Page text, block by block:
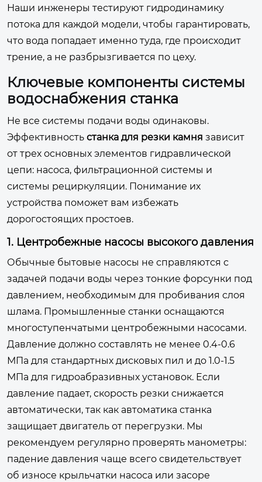
Наши инженеры тестируют гидродинамику
потока для каждой модели, чтобы гарантировать,
что вода попадает именно туда, где происходит
трение, а не разбрызгивается по цеху.
Ключевые компоненты системы
водоснабжения станка
Не все системы подачи воды одинаковы.
Эффективность станка для резки камня зависит
от трех основных элементов гидравлической
цепи: насоса, фильтрационной системы и
системы рециркуляции. Понимание их
устройства поможет вам избежать
дорогостоящих простоев.
1. Центробежные насосы высокого давления
Обычные бытовые насосы не справляются с
задачей подачи воды через тонкие форсунки под
давлением, необходимым для пробивания слоя
шлама. Промышленные станки оснащаются
многоступенчатыми центробежными насосами.
Давление должно составлять не менее 0.4-0.6
МПа для стандартных дисковых пил и до 1.0-1.5
МПа для гидроабразивных установок. Если
давление падает, скорость резки снижается
автоматически, так как автоматика станка
защищает двигатель от перегрузки. Мы
рекомендуем регулярно проверять манометры:
падение давления чаще всего свидетельствует
об износе крыльчатки насоса или засоре